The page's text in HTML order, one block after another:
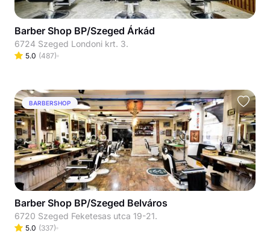
Barber Shop BP/Szeged Árkád
6724 Szeged Londoni krt. 3.
5.0 (487)
BARBERSHOP
Barber Shop BP/Szeged Belváros
6720 Szeged Feketesas utca 19-21.
5.0 (337)